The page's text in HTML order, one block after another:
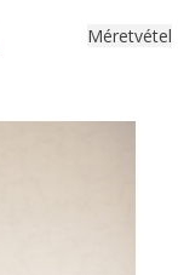
Méretvétel